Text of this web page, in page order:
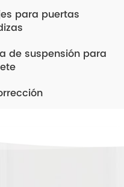
para puertas
de suspensión para